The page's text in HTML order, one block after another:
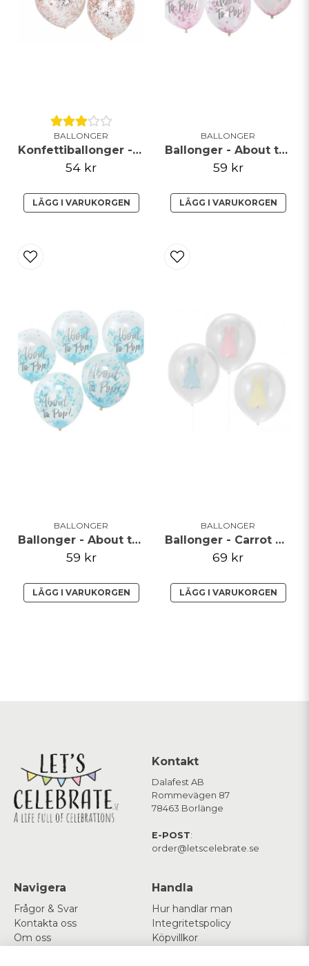
BALLONGER
Konfettiballonger - Roséguld
54 kr
LÄGG I VARUKORGEN
BALLONGER
Ballonger - About to pop - Rosa
59 kr
LÄGG I VARUKORGEN
BALLONGER
Ballonger - About to pop - Blå
59 kr
LÄGG I VARUKORGEN
BALLONGER
Ballonger - Carrot Crunch
69 kr
LÄGG I VARUKORGEN
Kontakt
Dalafest AB
Rommevägen 87
78463 Borlänge
E-POST:
order@letscelebrate.se
Navigera
Frågor & Svar
Kontakta oss
Om oss
Handla
Hur handlar man
Integritetspolicy
Köpvillkor